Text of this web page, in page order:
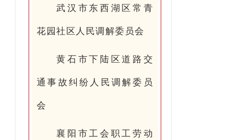
武汉市东西湖区常青
花园社区人民调解委员会
黄石市下陆区道路交
通事故纠纷人民调解委员
会
襄阳市工会职工劳动